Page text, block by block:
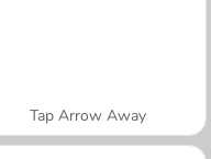
Tap Arrow Away